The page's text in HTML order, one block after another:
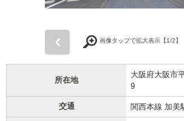
画像タップで拡大表示【1/2】
所在地
大阪府大阪市
9
交通 関西本線 加美